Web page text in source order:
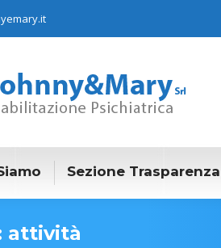
Sezione Trasparenza
attività